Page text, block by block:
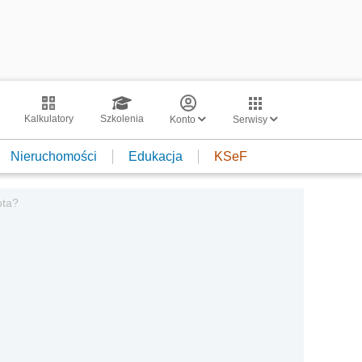
Kalkulatory Szkolenia Konto Serwisy
Nieruchomości Edukacja KSeF